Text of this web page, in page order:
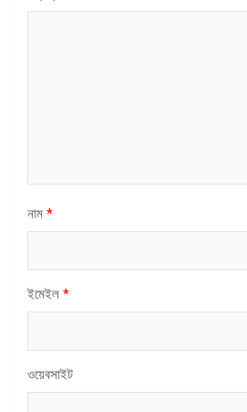
নাম *
ইমেইল *
ওয়েবসাইট